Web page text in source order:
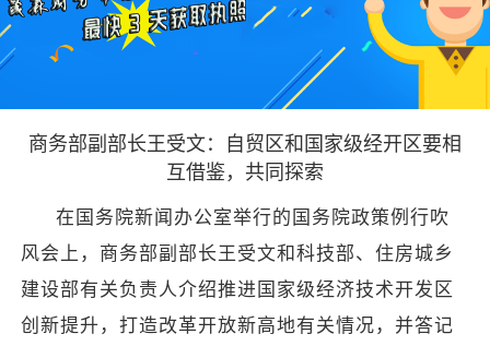
商务部副部长王受文：自贸区和国家级经开区要相
互借鉴，共同探索
在国务院新闻办公室举行的国务院政策例行吹
风会上，商务部副部长王受文和科技部、住房城乡
建设部有关负责人介绍推进国家级经济技术开发区
创新提升，打造改革开放新高地有关情况，并答记